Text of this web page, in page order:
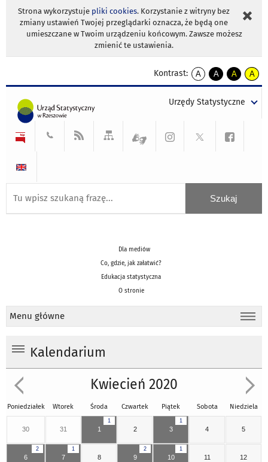
Strona wykorzystuje pliki cookies. Korzystanie z witryny bez
zmiany ustawień Twojej przeglądarki oznacza, że będą one
umieszczane w Twoim urządzeniu końcowym. Zawsze możesz
zmienić te ustawienia.
Kontrast:
A
kontrast
A
kontrast
tekst
czarnym
A
kontrast
tekst
czarnym
A
tekst
żółtym
Urzędy Statystyczne
Dla mediów
Co, gdzie, jak załatwić?
Edukacja statystyczna
O stronie
Menu główne
Kalendarium
Kwiecień 2020
Poniedziałek Wtorek Środa Czwartek Piątek Sobota Niedziela
30 31
1
1 2
1
3 4 5
2
6
1
7 8
2
9
1
10 11 12